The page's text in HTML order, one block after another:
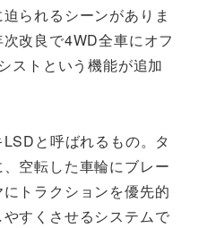
られるシーンがありま
改良で4WD全車にオフ
ストという機能が追加
と呼ばれるもの。タ
空転した車輪にブレー
トラクションを優先的
すくさせるシステムで